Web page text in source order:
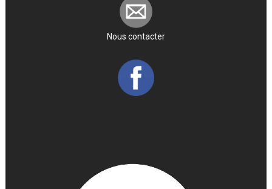
Nous contacter